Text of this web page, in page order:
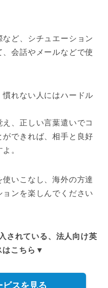
ど、シチュエーション
会話やメールなどで使
慣れない人にはハードル
、正しい言葉遣いでコ
ができれば、相手と良好
。
いこなし、海外の方達
ンを楽しんでください
されている、法人向け英
はこちら▼
ビスを見る